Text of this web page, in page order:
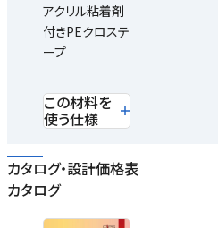
アクリル粘着剤
付きPEクロステ
ープ
この材料を
使う仕様
カタログ・設計価格表
カタログ